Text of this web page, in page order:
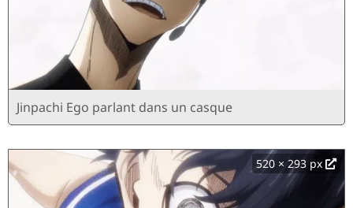
Jinpachi Ego parlant dans un casque
520 × 293 px